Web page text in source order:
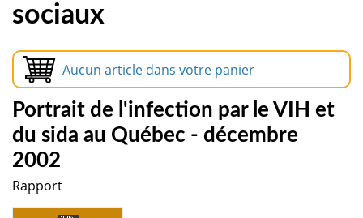
sociaux
Aucun article dans votre panier
Portrait de l'infection par le VIH et
du sida au Québec - décembre
2002
Rapport